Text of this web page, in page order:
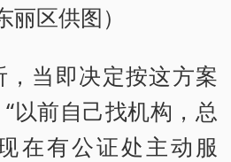
丽区供图）
，当即决定按这方案
以前自己找机构，总
在有公证处主动服